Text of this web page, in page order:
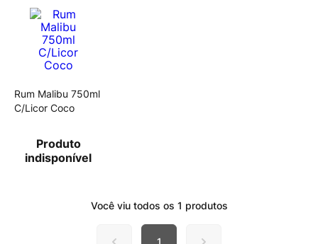
Rum Malibu 750ml
C/Licor Coco
Produto
indisponível
Você viu todos os 1 produtos
1